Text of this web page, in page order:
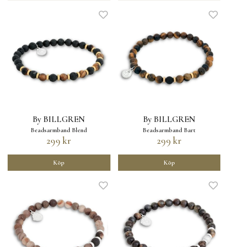
By BILLGREN
Beadsarmband Blend
299 kr
Köp
By BILLGREN
Beadsarmband Bart
299 kr
Köp